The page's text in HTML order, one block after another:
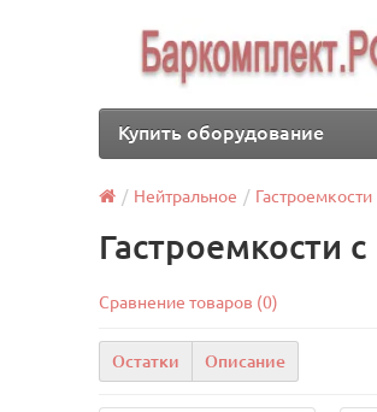
Купить оборудование
Нейтральное Гастроемкости
Гастроемкости
Сравнение товаров (0)
Остатки Описание